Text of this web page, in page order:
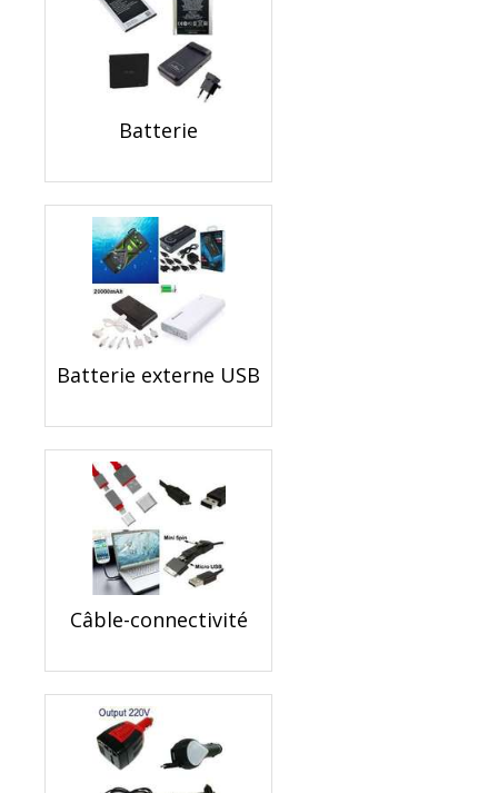
Batterie
Batterie externe USB
Câble-connectivité